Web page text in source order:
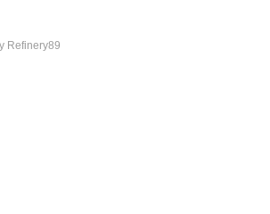
Refinery89